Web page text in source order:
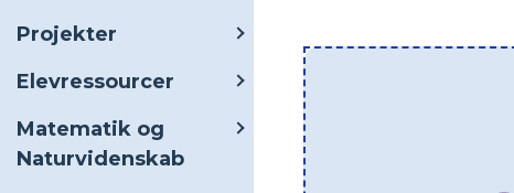
Projekter
Elevressourcer
Matematik og
Naturvidenskab